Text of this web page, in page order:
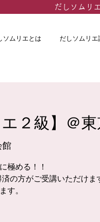
だしソムリ
ソムリエとは だしソムリエ
２級】＠東
館
極める！！
の方がご受講いただけま
す。